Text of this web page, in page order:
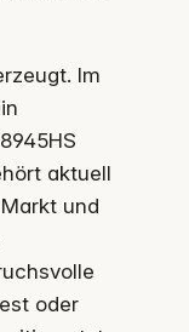
Im
aktuell
und
oder